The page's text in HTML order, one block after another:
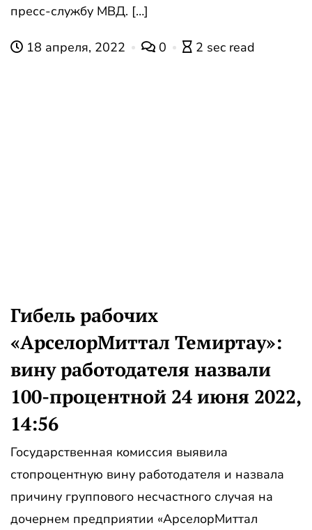
пресс-службу МВД. […]
18 апреля, 2022 0 2 sec read
Гибель рабочих
«АрселорМиттал Темиртау»:
вину работодателя назвали
100-процентной 24 июня 2022,
14:56
Государственная комиссия выявила
стопроцентную вину работодателя и назвала
причину группового несчастного случая на
дочернем предприятии «АрселорМиттал